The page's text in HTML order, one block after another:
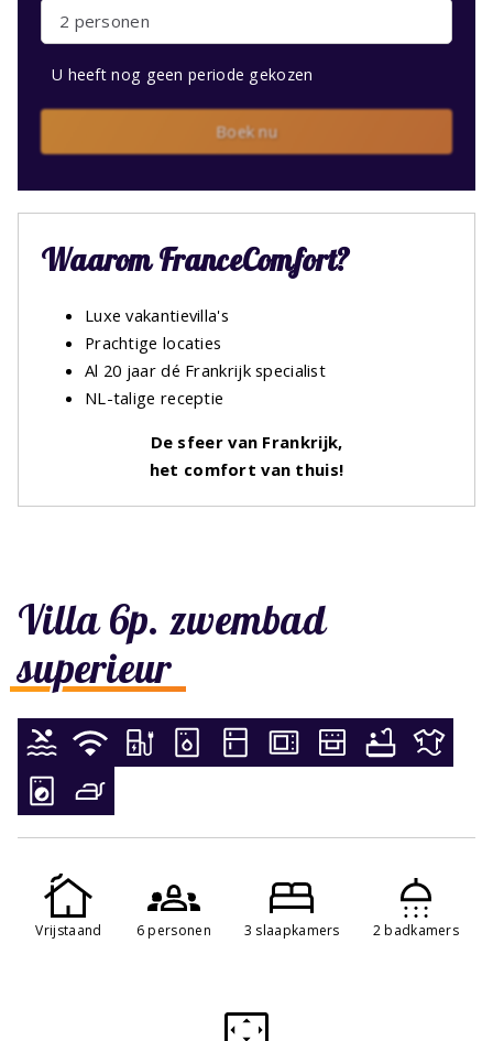
Villa 6p. zwembad
superieur
Vrijstaand 6 personen 3 slaapkamers 2 badkamers
2 personen
U heeft nog geen periode gekozen
Boek nu
Waarom FranceComfort?
Luxe vakantievilla's
Prachtige locaties
Al 20 jaar dé Frankrijk specialist
NL-talige receptie
De sfeer van Frankrijk,
het comfort van thuis!